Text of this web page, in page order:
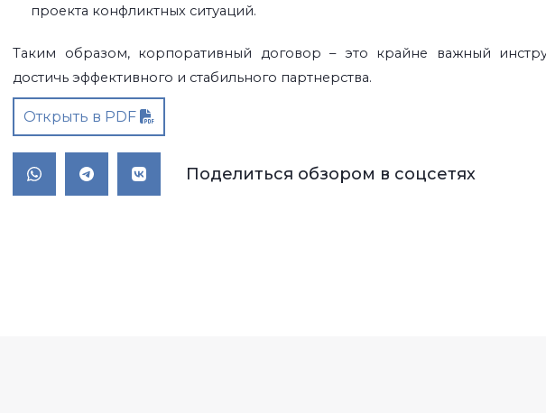
проекта конфликтных ситуаций.
Таким образом, корпоративный договор – это крайне важный
достичь эффективного и стабильного партнерства.
Открыть в PDF
Поделиться обзором в соцсетях